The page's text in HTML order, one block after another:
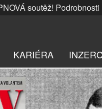
Podrobnosti
KARIÉRA